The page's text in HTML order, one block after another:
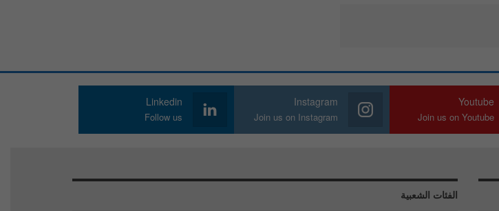
Youtube
Join us on Youtube
Instagram
Join us on Instagram
Linkedin
Follow us
الفئات الشعبية